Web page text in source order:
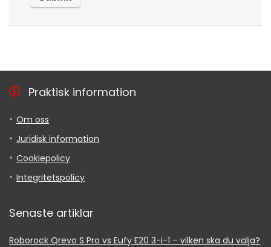
Praktisk information
Om oss
Juridisk information
Cookiepolicy
Integritetspolicy
Senaste artiklar
Roborock Qrevo S Pro vs Eufy E20 3-i-1 – vilken ska du välja?